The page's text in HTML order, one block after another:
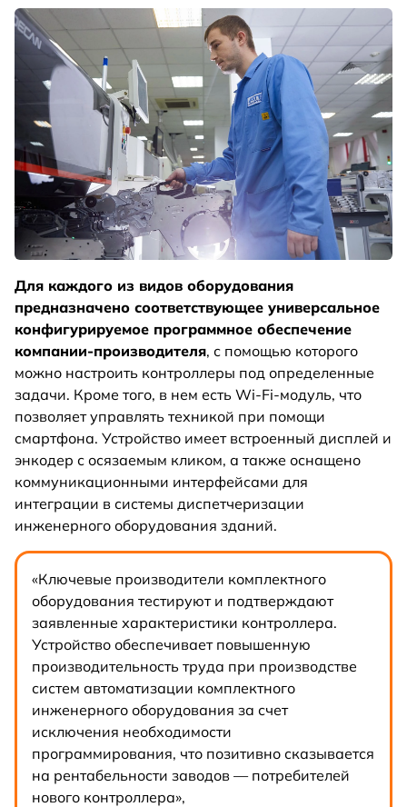
Для каждого из видов оборудования
предназначено соответствующее универсальное
конфигурируемое программное обеспечение
компании-производителя, с помощью которого
можно настроить контроллеры под определенные
задачи. Кроме того, в нем есть Wi-Fi-модуль, что
позволяет управлять техникой при помощи
смартфона. Устройство имеет встроенный дисплей и
энкодер с осязаемым кликом, а также оснащено
коммуникационными интерфейсами для
интеграции в системы диспетчеризации
инженерного оборудования зданий.
«Ключевые производители комплектного
оборудования тестируют и подтверждают
заявленные характеристики контроллера.
Устройство обеспечивает повышенную
производительность труда при производстве
систем автоматизации комплектного
инженерного оборудования за счет
исключения необходимости
программирования, что позитивно сказывается
на рентабельности заводов — потребителей
нового контроллера»,